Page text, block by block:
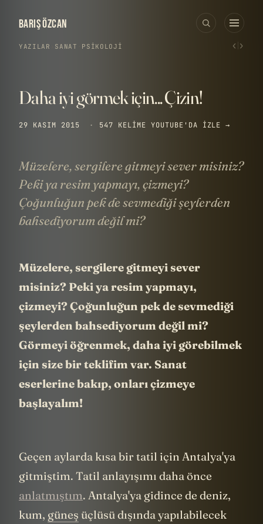
BARIŞ ÖZCAN
YAZILAR SANAT PSIKOLOJI ‹ ›
Daha iyi görmek için... Çizin!
29 KASIM 2015 · 547 KELIME YOUTUBE'DA IZLE →
Müzelere, sergilere gitmeyi sever misiniz?
Peki ya resim yapmayı, çizmeyi?
Çoğunluğun pek de sevmediği şeylerden
bahsediyorum değil mi?
Müzelere, sergilere gitmeyi sever
misiniz? Peki ya resim yapmayı,
çizmeyi? Çoğunluğun pek de sevmediği
şeylerden bahsediyorum değil mi?
Görmeyi öğrenmek, daha iyi görebilmek
için size bir teklifim var. Sanat
eserlerine bakıp, onları çizmeye
başlayalım!
Geçen aylarda kısa bir tatil için Antalya'ya
gitmiştim. Tatil anlayışımı daha önce
anlatmıştım. Antalya'ya gidince de deniz,
kum, güneş üçlüsü dışında yapılabilecek